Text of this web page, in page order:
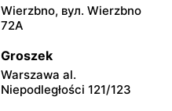
Wierzbno, вул. Wierzbno
72A
Groszek
Warszawa al.
Niepodległości 121/123